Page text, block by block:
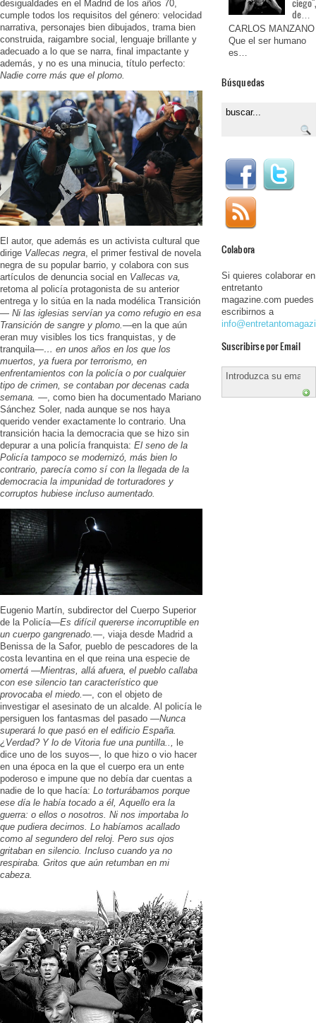
desigualdades en el Madrid de los años 70,
cumple todos los requisitos del género: velocidad
narrativa, personajes bien dibujados, trama bien
construida, raigambre social, lenguaje brillante y
adecuado a lo que se narra, final impactante y
además, y no es una minucia, título perfecto:
Nadie corre más que el plomo.
El autor, que además es un activista cultural que
dirige Vallecas negra, el primer festival de novela
negra de su popular barrio, y colabora con sus
artículos de denuncia social en Vallecas va,
retoma al policía protagonista de su anterior
entrega y lo sitúa en la nada modélica Transición
— Ni las iglesias servían ya como refugio en esa
Transición de sangre y plomo.—en la que aún
eran muy visibles los tics franquistas, y de
tranquila—… en unos años en los que los
muertos, ya fuera por terrorismo, en
enfrentamientos con la policía o por cualquier
tipo de crimen, se contaban por decenas cada
semana. —, como bien ha documentado Mariano
Sánchez Soler, nada aunque se nos haya
querido vender exactamente lo contrario. Una
transición hacia la democracia que se hizo sin
depurar a una policía franquista: El seno de la
Policía tampoco se modernizó, más bien lo
contrario, parecía como sí con la llegada de la
democracia la impunidad de torturadores y
corruptos hubiese incluso aumentado.
Eugenio Martín, subdirector del Cuerpo Superior
de la Policía—Es difícil quererse incorruptible en
un cuerpo gangrenado.—, viaja desde Madrid a
Benissa de la Safor, pueblo de pescadores de la
costa levantina en el que reina una especie de
omertá —Mientras, allá afuera, el pueblo callaba
con ese silencio tan característico que
provocaba el miedo.—, con el objeto de
investigar el asesinato de un alcalde. Al policía le
persiguen los fantasmas del pasado —Nunca
superará lo que pasó en el edificio España.
¿Verdad? Y lo de Vitoria fue una puntilla.., le
dice uno de los suyos—, lo que hizo o vio hacer
en una época en la que el cuerpo era un ente
poderoso e impune que no debía dar cuentas a
nadie de lo que hacía: Lo torturábamos porque
ese día le había tocado a él, Aquello era la
guerra: o ellos o nosotros. Ni nos importaba lo
que pudiera decirnos. Lo habíamos acallado
como al segundero del reloj. Pero sus ojos
gritaban en silencio. Incluso cuando ya no
respiraba. Gritos que aún retumban en mi
cabeza.
de…
CARLOS MANZANO
Que el ser humano
es…
Búsquedas
Colabora
Si quieres colaborar en
entretanto
magazine.com puedes
escribirnos a
Suscribirse por Email